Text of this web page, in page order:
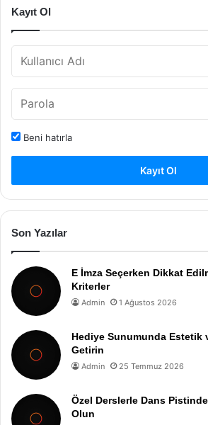
Kayıt Ol
Beni hatırla
Kayıt Ol
Son Yazılar
E İmza Seçerken Dikkat
Kriterler
Admin 1 Ağustos 2026
Hediye Sunumunda Estetik
Getirin
Admin 25 Temmuz 2026
Özel Derslerle Dans
Olun